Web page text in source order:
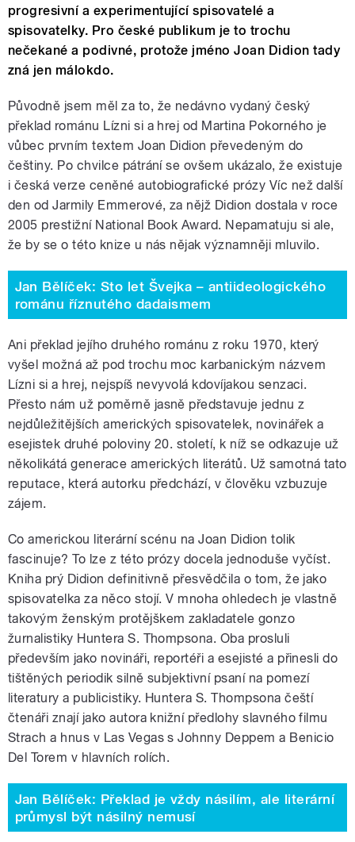
progresivní a experimentující spisovatelé a
spisovatelky. Pro české publikum je to trochu
nečekané a podivné, protože jméno Joan Didion tady
zná jen málokdo.
Původně jsem měl za to, že nedávno vydaný český
překlad románu Lízni si a hrej od Martina Pokorného je
vůbec prvním textem Joan Didion převedeným do
češtiny. Po chvilce pátrání se ovšem ukázalo, že existuje
i česká verze ceněné autobiografické prózy Víc než další
den od Jarmily Emmerové, za nějž Didion dostala v roce
2005 prestižní National Book Award. Nepamatuju si ale,
že by se o této knize u nás nějak významněji mluvilo.
Jan Bělíček: Sto let Švejka – antiideologického
románu říznutého dadaismem
Ani překlad jejího druhého románu z roku 1970, který
vyšel možná až pod trochu moc karbanickým názvem
Lízni si a hrej, nejspíš nevyvolá kdovíjakou senzaci.
Přesto nám už poměrně jasně představuje jednu z
nejdůležitějších amerických spisovatelek, novinářek a
esejistek druhé poloviny 20. století, k níž se odkazuje už
několikátá generace amerických literátů. Už samotná tato
reputace, která autorku předchází, v člověku vzbuzuje
zájem.
Co americkou literární scénu na Joan Didion tolik
fascinuje? To lze z této prózy docela jednoduše vyčíst.
Kniha prý Didion definitivně přesvědčila o tom, že jako
spisovatelka za něco stojí. V mnoha ohledech je vlastně
takovým ženským protějškem zakladatele gonzo
žurnalistiky Huntera S. Thompsona. Oba prosluli
především jako novináři, reportéři a esejisté a přinesli do
tištěných periodik silně subjektivní psaní na pomezí
literatury a publicistiky. Huntera S. Thompsona čeští
čtenáři znají jako autora knižní předlohy slavného filmu
Strach a hnus v Las Vegas s Johnny Deppem a Benicio
Del Torem v hlavních rolích.
Jan Bělíček: Překlad je vždy násilím, ale literární
průmysl být násilný nemusí